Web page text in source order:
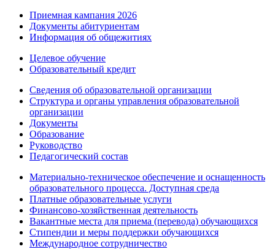
Приемная кампания 2026
Дoкументы абитуриентам
Информация об общежитиях
Целевое обучение
Образовательный кредит
Сведения об образовательной организации
Структура и органы управления образовательной
организации
Документы
Образование
Руководство
Педагогический состав
Материально-техническое обеспечение и оснащенность
образовательного процесса. Доступная среда
Платные образовательные услуги
Финансово-хозяйственная деятельность
Вакантные места для приема (перевода) обучающихся
Стипендии и меры поддержки обучающихся
Международное сотрудничество